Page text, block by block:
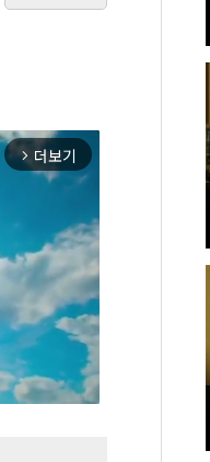
arrow_forward_ios 더보기